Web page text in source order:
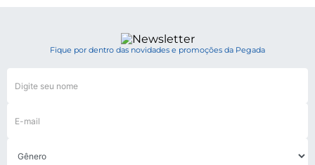
Fique por dentro das novidades e promoções da Pegada